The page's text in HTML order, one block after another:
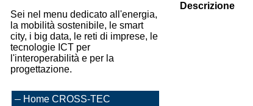
Sei nel menu dedicato all'energia,
la mobilità sostenibile, le smart
city, i big data, le reti di imprese, le
tecnologie ICT per
l'interoperabilità e per la
progettazione.
Home CROSS-TEC
Descrizione